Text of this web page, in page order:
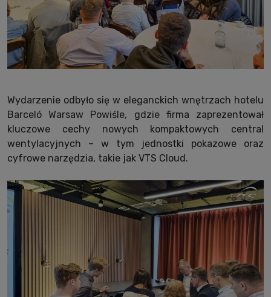
Wydarzenie odbyło się w eleganckich wnętrzach hotelu
Barceló Warsaw Powiśle, gdzie firma zaprezentował
kluczowe cechy nowych kompaktowych central
wentylacyjnych – w tym jednostki pokazowe oraz
cyfrowe narzędzia, takie jak VTS Cloud.